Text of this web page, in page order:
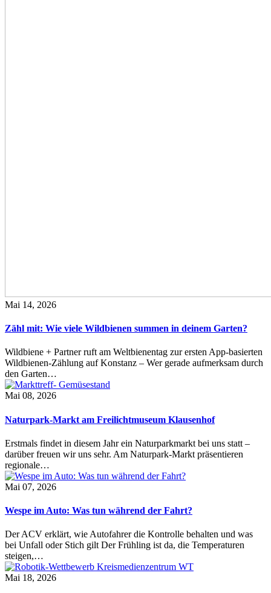
Mai 14, 2026
Zähl mit: Wie viele Wildbienen summen in deinem Garten?
Wildbiene + Partner ruft am Weltbienentag zur ersten App-basierten
Wildbienen-Zählung auf Konstanz – Wer gerade aufmerksam durch
den Garten…
Mai 08, 2026
Naturpark-Markt am Freilichtmuseum Klausenhof
Erstmals findet in diesem Jahr ein Naturparkmarkt bei uns statt –
darüber freuen wir uns sehr. Am Naturpark-Markt präsentieren
regionale…
Mai 07, 2026
Wespe im Auto: Was tun während der Fahrt?
Der ACV erklärt, wie Autofahrer die Kontrolle behalten und was
bei Unfall oder Stich gilt Der Frühling ist da, die Temperaturen
steigen,…
Mai 18, 2026